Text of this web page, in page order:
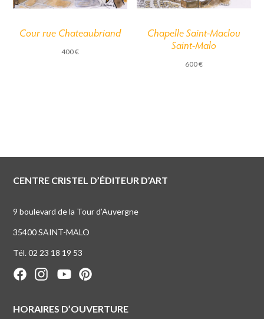
Cour rue Chateaubriand
400€
Chapelle Saint-Maclou
Saint-Malo
600€
CENTRE CRISTEL D’ÉDITEUR D’ART
9 boulevard de la Tour d’Auvergne
35400 SAINT-MALO
Tél. 02 23 18 19 53
HORAIRES D’OUVERTURE